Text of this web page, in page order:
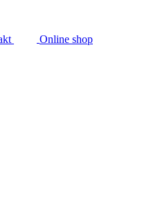
Online shop